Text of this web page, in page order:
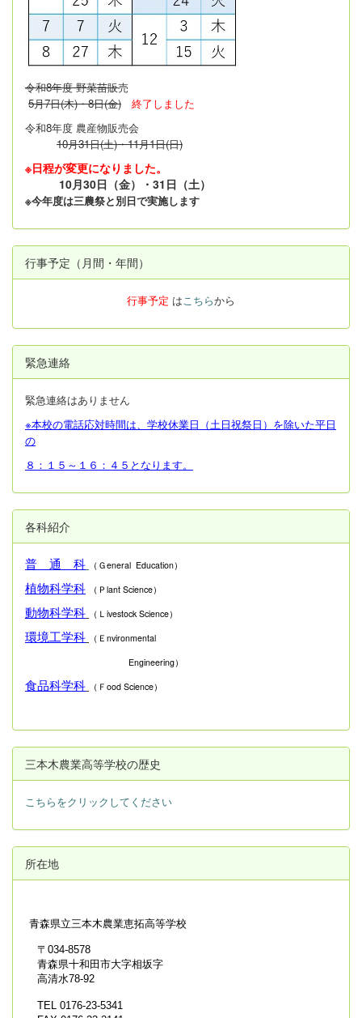
令和8年度 野菜苗販売
5月7日(木)・8日(金)
終了しました
令和8年度 農産物販売会
10月31日(土)・11月1日(日)
※日程が変更になりました。
10月30日（金）・31日（土）
※今年度は三農祭と別日で実施します
行事予定（月間・年間）
行事予定 はこちらから
緊急連絡
緊急連絡はありません
※本校の電話応対時間は、学校休業日（土日祝祭日）を除いた平日
の
８：１５～１６：４５となります。
各科紹介
普 通 科 （Ｇeneral Education）
植物科学科 （Ｐlant Science）
動物科学科 （Ｌivestock Science）
環境工学科
（Ｅnvironmental
Engineering）
食品科学科 （Ｆood Science）
三本木農業高等学校の歴史
こちらをクリックしてください
所在地
青森県立三本木農業恵拓高等学校
〒034-8578
青森県十和田市大字相坂字
高清水78-92
TEL 0176-23-5341